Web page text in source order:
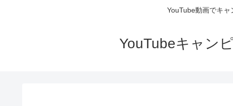
YouTube動画でキャ
YouTubeキャン